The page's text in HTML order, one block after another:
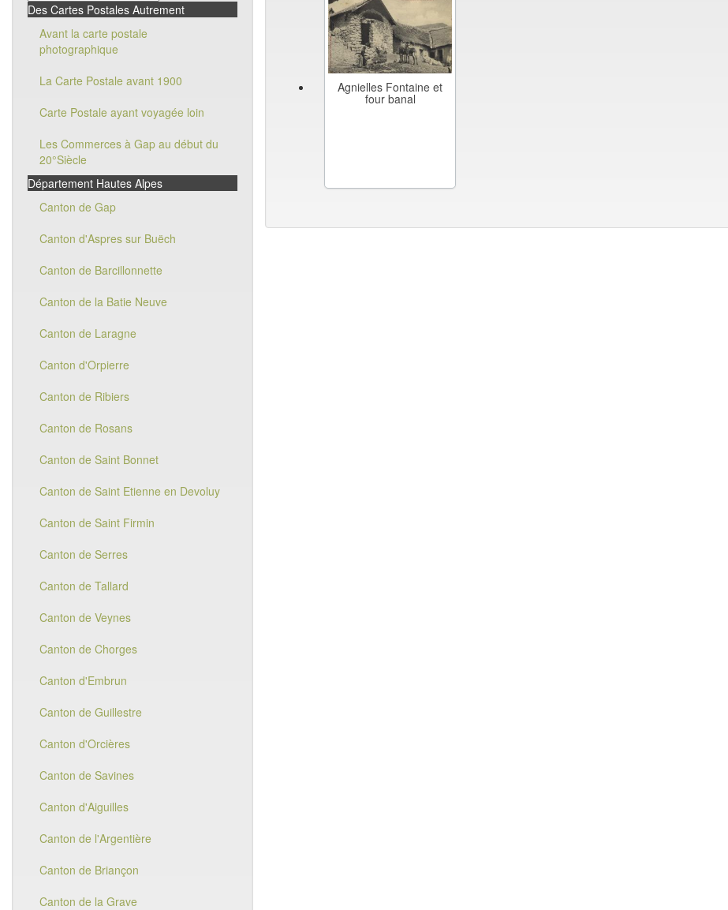
Des Cartes Postales Autrement
Avant la carte postale
photographique
La Carte Postale avant 1900
Carte Postale ayant voyagée loin
Les Commerces à Gap au début du
20°Siècle
Département Hautes Alpes
Canton de Gap
Canton d'Aspres sur Buëch
Canton de Barcillonnette
Canton de la Batie Neuve
Canton de Laragne
Canton d'Orpierre
Canton de Ribiers
Canton de Rosans
Canton de Saint Bonnet
Canton de Saint Etienne en Devoluy
Canton de Saint Firmin
Canton de Serres
Canton de Tallard
Canton de Veynes
Canton de Chorges
Canton d'Embrun
Canton de Guillestre
Canton d'Orcières
Canton de Savines
Canton d'Aiguilles
Canton de l'Argentière
Canton de Briançon
Canton de la Grave
Agnielles Fontaine et
four banal